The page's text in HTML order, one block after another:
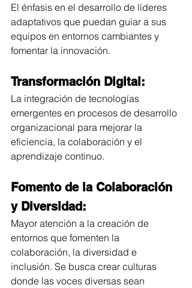
El énfasis en el desarrollo de líderes
adaptativos que puedan guiar a sus
equipos en entornos cambiantes y
fomentar la innovación.
Transformación Digital:
La integración de tecnologías
emergentes en procesos de desarrollo
organizacional para mejorar la
eficiencia, la colaboración y el
aprendizaje continuo.
Fomento de la Colaboración
y Diversidad:
Mayor atención a la creación de
entornos que fomenten la
colaboración, la diversidad e
inclusión. Se busca crear culturas
donde las voces diversas sean